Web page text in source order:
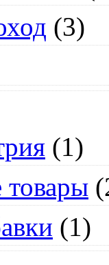
(3)
(1)
(1)